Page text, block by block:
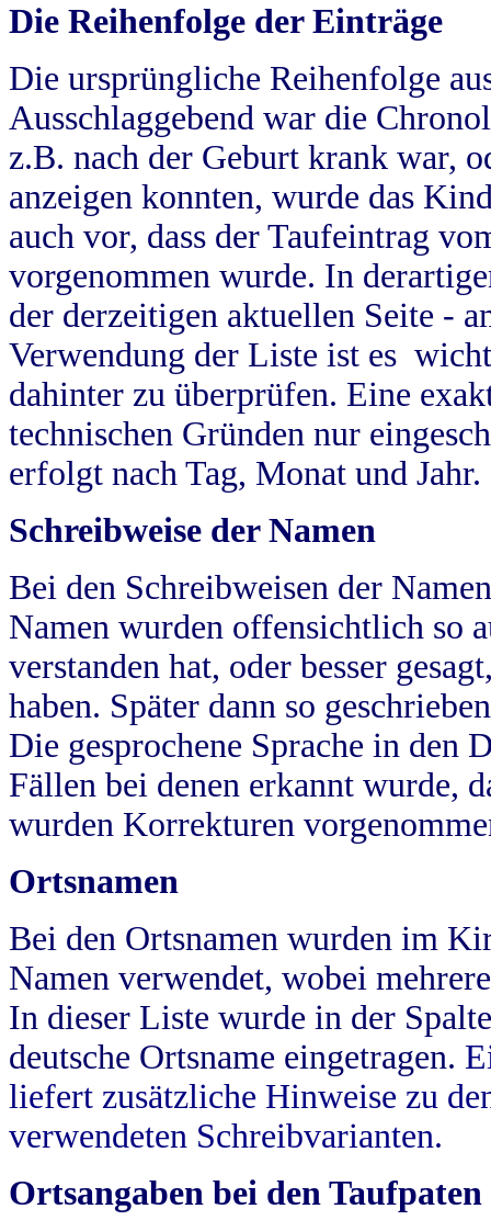
Die Reihenfolge der Einträge
Die ursprüngliche Reihenfolge
Ausschlaggebend war die
z.B. nach der Geburt krank war,
anzeigen konnten, wurde das
auch vor, dass der Taufeintrag
vorgenommen wurde. In
der derzeitigen aktuellen Seite -
Verwendung der Liste ist es
dahinter zu überprüfen. Eine
technischen Gründen nur
erfolgt nach Tag, Monat und Jahr.
Schreibweise der Namen
Bei den Schreibweisen der
Namen wurden offensichtlich so
verstanden hat, oder besser
haben. Später dann so
Die gesprochene Sprache in
Fällen bei denen erkannt wurde,
wurden Korrekturen
Ortsnamen
Bei den Ortsnamen wurden im
Namen verwendet, wobei
In dieser Liste wurde in der
deutsche Ortsname eingetragen.
liefert zusätzliche Hinweise zu
verwendeten Schreibvarianten.
Ortsangaben bei den Taufpaten